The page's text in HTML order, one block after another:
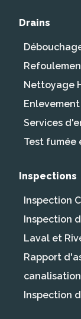
Drains
Nettoyage
Services
Test fumée
Inspections
Inspection
Inspection
Laval et
Rapport
Inspection